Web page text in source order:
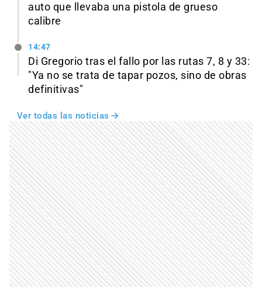
auto que llevaba una pistola de grueso
calibre
14:47
Di Gregorio tras el fallo por las rutas 7, 8 y 33:
"Ya no se trata de tapar pozos, sino de obras
definitivas"
Ver todas las noticias